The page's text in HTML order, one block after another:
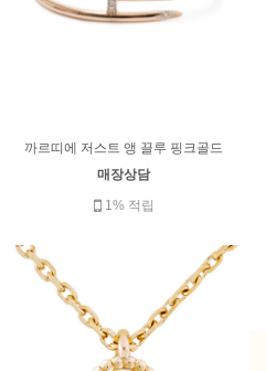
까르띠에 저스트 앵 끌루 핑크골드
매장상담
1% 적립